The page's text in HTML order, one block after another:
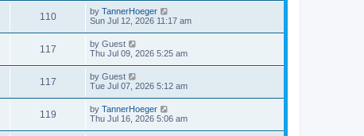
110 by TannerHoeger
Sun Jul 12, 2026 11:17 am
117 by Guest
Thu Jul 09, 2026 5:25 am
117 by Guest
Tue Jul 07, 2026 5:12 am
119 by TannerHoeger
Thu Jul 16, 2026 5:06 am